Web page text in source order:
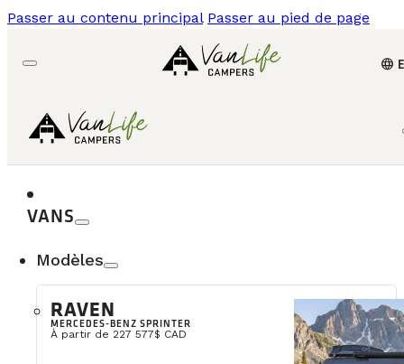
Passer au contenu principal Passer au pied de page
language
VANS
Modèles
RAVEN
MERCEDES-BENZ SPRINTER
À partir de 227 577$ CAD